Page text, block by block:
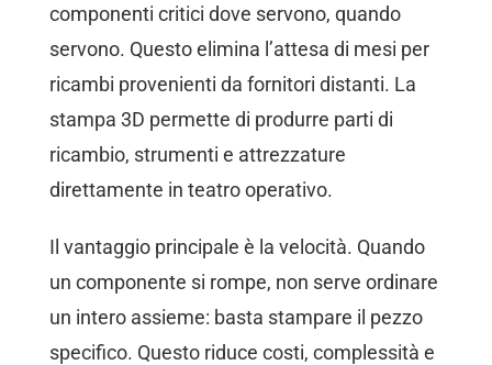
componenti critici dove servono, quando
servono. Questo elimina l’attesa di mesi per
ricambi provenienti da fornitori distanti. La
stampa 3D permette di produrre parti di
ricambio, strumenti e attrezzature
direttamente in teatro operativo.
Il vantaggio principale è la velocità. Quando
un componente si rompe, non serve ordinare
un intero assieme: basta stampare il pezzo
specifico. Questo riduce costi, complessità e